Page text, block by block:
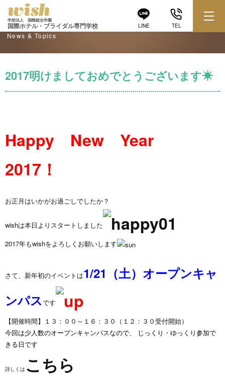
LINE TEL
学校法人 国際総合学園
国際ホテル・ブライダル専門学校
学校からのお知らせ
News & Topics
2017明けましておめでとうございます☀
Happy New Year
2017！
お正月はいかがお過ごしでしたか？
wishは本日よりスタートしました
2017年もwishをよろしくお願いします
さて、新年初のイベントは1/21（土）オープンキャ
ンパスです
【開催時間】１３：００～１６：３０（１２：３０受付開始）
今回は少人数のオープンキャンパスなので、 じっくり・ゆっくり参加で
きる日です
詳しくは こちら